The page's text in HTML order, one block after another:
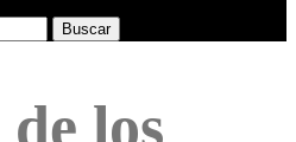
los